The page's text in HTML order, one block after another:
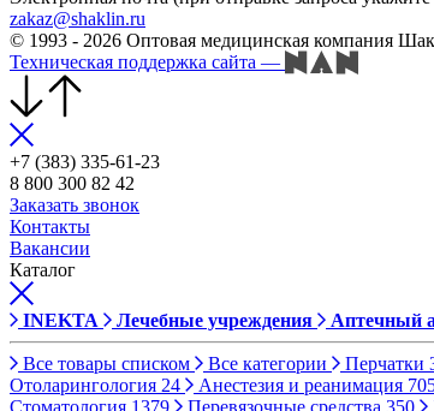
zakaz@shaklin.ru
© 1993 - 2026 Оптовая медицинская компания
Техническая поддержка сайта —
+7 (383) 335-61-23
8 800 300 82 42
Заказать звонок
Контакты
Вакансии
Каталог
INEKTA Лечебные учреждения Аптечный
Все товары списком Все категории Перчатки
Отоларингология 24 Анестезия и реанимация